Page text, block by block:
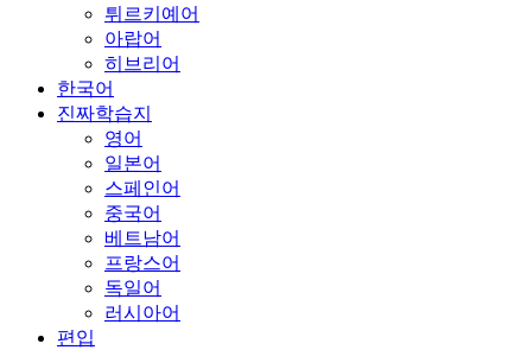
튀르키예어
아랍어
히브리어
한국어
진짜학습지
영어
일본어
스페인어
중국어
베트남어
프랑스어
독일어
러시아어
편입